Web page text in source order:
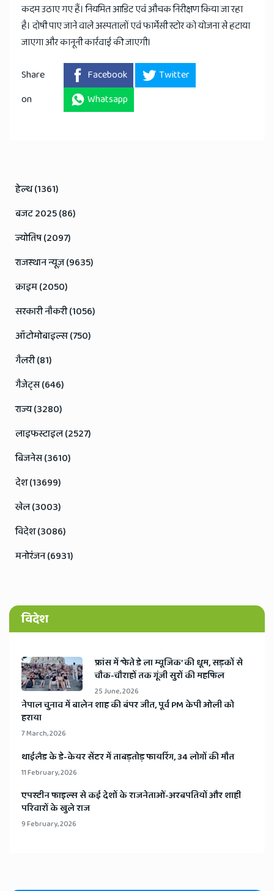
कदम उठाए गए हैं। नियमित आडिट एवं औचक निरीक्षण किया जा रहा
है। दोषी पाए जाने वाले अस्पतालों एवं फार्मेसी स्टोर को योजना से हटाया
जाएगा और कानूनी कार्रवाई की जाएगी।
Share
on
Facebook
Twitter
Whatsapp
हेल्थ (1361)
बजट 2025 (86)
ज्योतिष (2097)
राजस्थान न्यूज़ (9635)
क्राइम (2050)
सरकारी नौकरी (1056)
ऑटोमोबाइल्स (750)
गैलरी (81)
गैजेट्स (646)
राज्य (3280)
लाइफस्टाइल (2527)
बिजनेस (3610)
देश (13699)
खेल (3003)
विदेश (3086)
मनोरंजन (6931)
विदेश
​फ्रांस में ‘फेते डे ला म्यूजिक’ की धूम, सड़कों से
चौक-चौराहों तक गूंजी सुरों की महफिल
25 June, 2026
​नेपाल चुनाव में बालेन शाह की बंपर जीत, पूर्व PM केपी ओली को
हराया
7 March, 2026
​थाईलैड के डे-केयर सेंटर में ताबड़तोड़ फायरिंग, 34 लोगों की मौत
11 February, 2026
​एपस्टीन फाइल्स से कई देशों के राजनेताओं-अरबपतियों और शाही
परिवारों के खुले राज
9 February, 2026